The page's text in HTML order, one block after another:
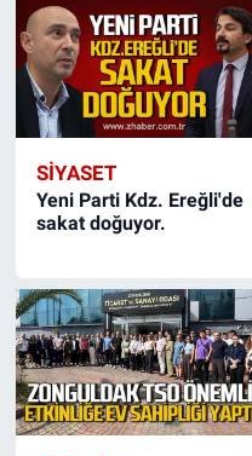
SİYASET
Yeni Parti Kdz. Ereğli'de
sakat doğuyor.